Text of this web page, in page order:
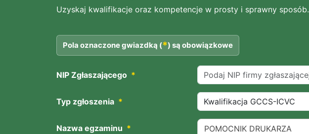
Uzyskaj kwalifikacje oraz kompetencje w prosty i sprawny sposób.
Pola oznaczone gwiazdką (*) są obowiązkowe
NIP Zgłaszającego *
Typ zgłoszenia *
Nazwa egzaminu * POMOCNIK DRUKARZA